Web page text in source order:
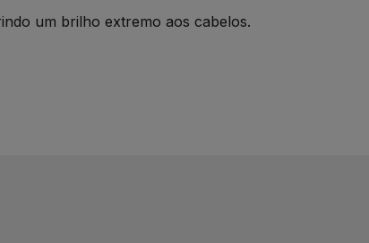
um brilho extremo aos cabelos.